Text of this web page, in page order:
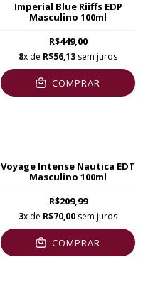
Imperial Blue Riiffs EDP
Masculino 100ml
R$449,00
8x de R$56,13 sem juros
COMPRAR
Voyage Intense Nautica EDT
Masculino 100ml
R$209,99
3x de R$70,00 sem juros
COMPRAR